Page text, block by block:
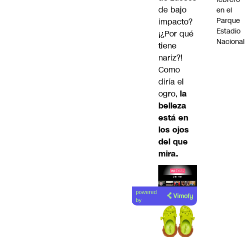
de bajo
impacto?
¡¿Por qué
tiene
nariz?!
Como
diría el
ogro, la
belleza
está en
los ojos
del que
mira.
Lea el
artículo
powered
by
en el
Parque
Estadio
Nacional